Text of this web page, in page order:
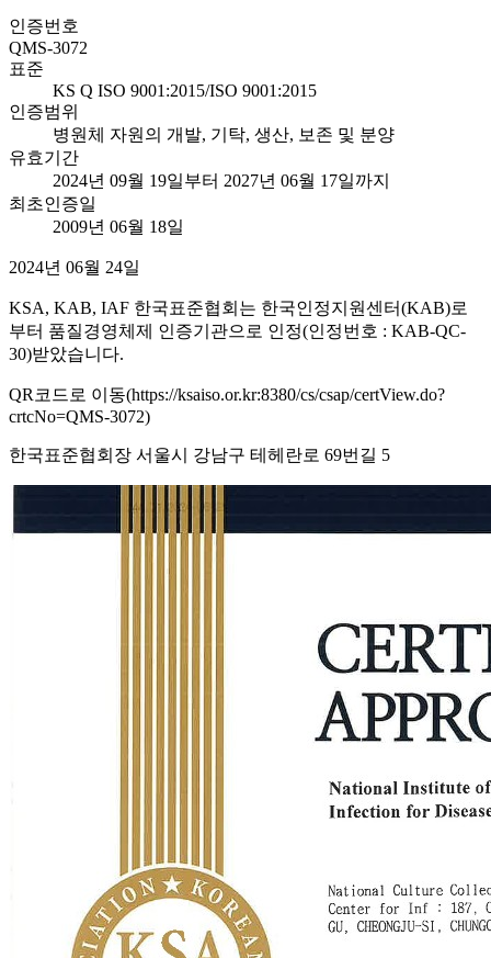
인증번호
QMS-3072
표준
KS Q ISO 9001:2015/ISO 9001:2015
인증범위
병원체 자원의 개발, 기탁, 생산, 보존 및 분양
유효기간
2024년 09월 19일부터 2027년 06월 17일까지
최초인증일
2009년 06월 18일
2024년 06월 24일
KSA, KAB, IAF 한국표준협회는 한국인정지원센터(KAB)로
부터 품질경영체제 인증기관으로 인정(인정번호 : KAB-QC-
30)받았습니다.
QR코드로 이동(https://ksaiso.or.kr:8380/cs/csap/certView.do?
crtcNo=QMS-3072)
한국표준협회장 서울시 강남구 테헤란로 69번길 5